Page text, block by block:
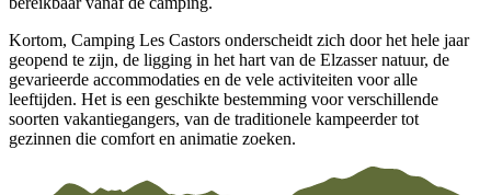
Kortom, Camping Les Castors onderscheidt zich door het hele jaar
geopend te zijn, de ligging in het hart van de Elzasser natuur, de
gevarieerde accommodaties en de vele activiteiten voor alle
leeftijden. Het is een geschikte bestemming voor verschillende
soorten vakantiegangers, van de traditionele kampeerder tot
gezinnen die comfort en animatie zoeken.